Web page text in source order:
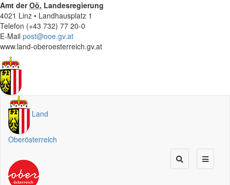
Amt derOö. Landesregierung
4021 Linz • Landhausplatz 1
Telefon (+43 732) 77 20-0
E-Mail post@ooe.gv.at
www.land-oberoesterreich.gv.at
Land
Oberösterreich